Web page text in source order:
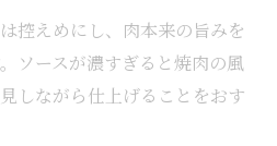
控えめにし、肉本来の旨みを
ソースが濃すぎると焼肉の風
しながら仕上げることをおす